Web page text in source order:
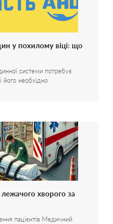
у похилому віці: що
системи потребує
його необхідно
хворого за
пацієнтів Медичний